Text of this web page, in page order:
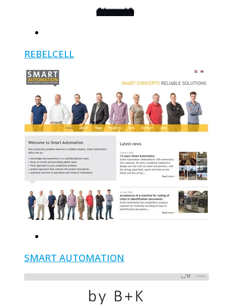
REBELCELL
SMART AUTOMATION